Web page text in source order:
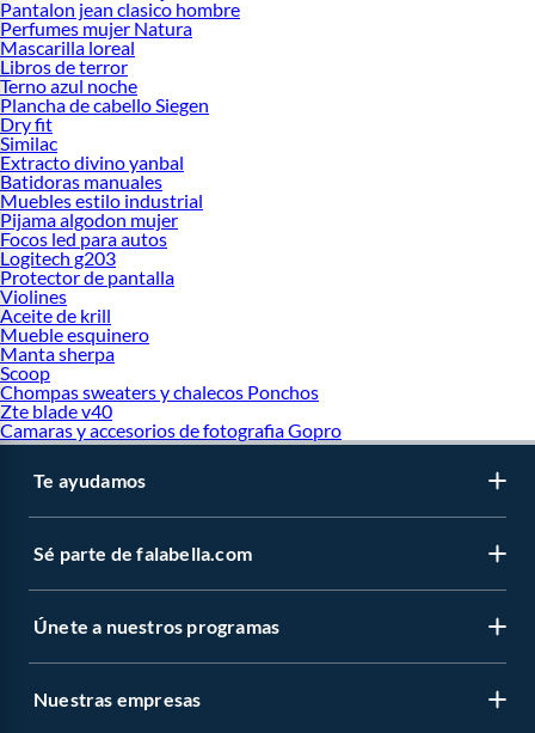
Pantalon jean clasico hombre
Perfumes mujer Natura
Mascarilla loreal
Libros de terror
Terno azul noche
Plancha de cabello Siegen
Dry fit
Similac
Extracto divino yanbal
Batidoras manuales
Muebles estilo industrial
Pijama algodon mujer
Focos led para autos
Logitech g203
Protector de pantalla
Violines
Aceite de krill
Mueble esquinero
Manta sherpa
Scoop
Chompas sweaters y chalecos Ponchos
Zte blade v40
Camaras y accesorios de fotografia Gopro
Te ayudamos
Sé parte de falabella.com
Únete a nuestros programas
Nuestras empresas